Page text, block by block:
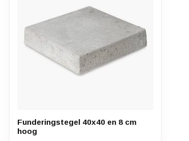
Funderingstegel 40x40 en 8 cm
hoog